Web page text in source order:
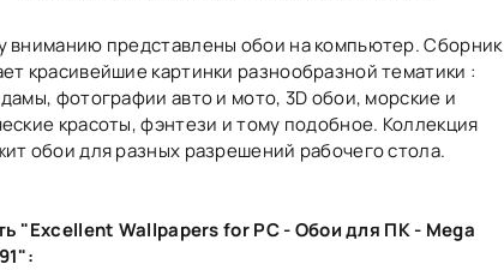
вниманию представлены обои на компьютер. Сборник
красивейшие картинки разнообразной тематики :
фотографии авто и мото, 3D обои, морские и
красоты, фэнтези и тому подобное. Коллекция
обои для разных разрешений рабочего стола.
"Excellent Wallpapers for PC - Обои для ПК - Mega